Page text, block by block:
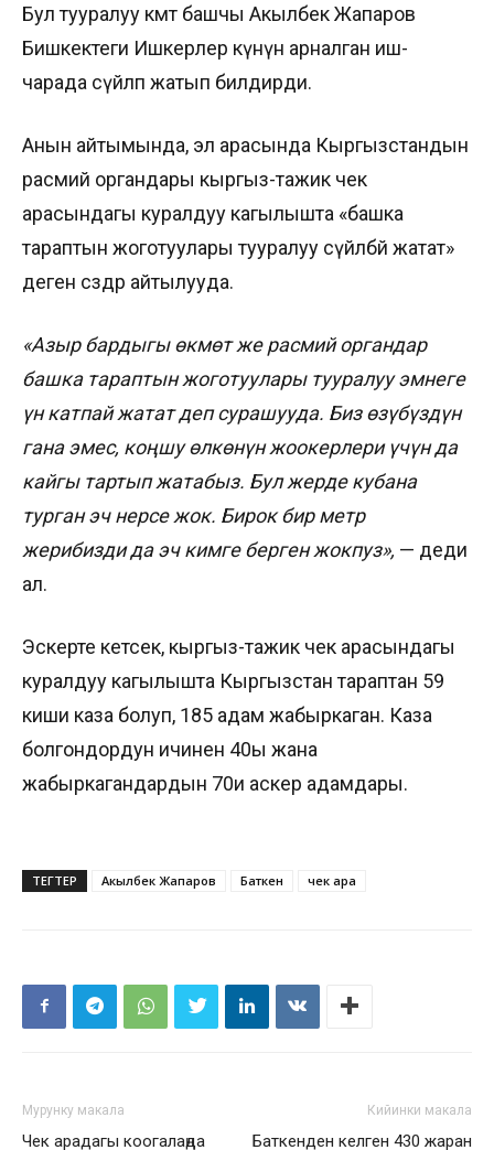
Бул тууралуу өкмөт башчы Акылбек Жапаров
Бишкектеги Ишкерлер күнүнө арналган иш-
чарада сүйлөп жатып билдирди.
Анын айтымында, эл арасында Кыргызстандын
расмий органдары кыргыз-тажик чек
арасындагы куралдуу кагылышта «башка
тараптын жоготуулары тууралуу сүйлөбөй жатат»
деген сөздөр айтылууда.
«Азыр бардыгы өкмөт же расмий органдар
башка тараптын жоготуулары тууралуу эмнеге
үн катпай жатат деп сурашууда. Биз өзүбүздүн
гана эмес, коңшу өлкөнүн жоокерлери үчүн да
кайгы тартып жатабыз. Бул жерде кубана
турган эч нерсе жок. Бирок бир метр
жерибизди да эч кимге берген жокпуз», — деди
ал.
Эскерте кетсек, кыргыз-тажик чек арасындагы
куралдуу кагылышта Кыргызстан тараптан 59
киши каза болуп, 185 адам жабыркаган. Каза
болгондордун ичинен 40ы жана
жабыркагандардын 70и аскер адамдары.
ТЕГТЕР Акылбек Жапаров Баткен чек ара
Мурунку макала
Чек арадагы коогалаңда
Кийинки макала
Баткенден келген 430 жаран